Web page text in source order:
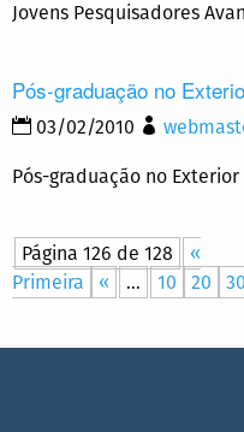
Jovens Pesquisadores
Pós-graduação no
03/02/2010
Pós-graduação no Exterior
Página 126 de 128
«
Primeira
« ... 10 20 30